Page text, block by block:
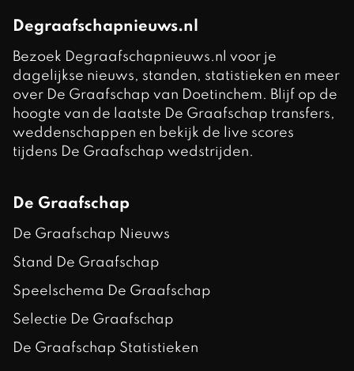
Degraafschapnieuws.nl
Bezoek Degraafschapnieuws.nl voor je
dagelijkse nieuws, standen, statistieken en meer
over De Graafschap van Doetinchem. Blijf op de
hoogte van de laatste De Graafschap transfers,
weddenschappen en bekijk de live scores
tijdens De Graafschap wedstrijden.
De Graafschap
De Graafschap Nieuws
Stand De Graafschap
Speelschema De Graafschap
Selectie De Graafschap
De Graafschap Statistieken